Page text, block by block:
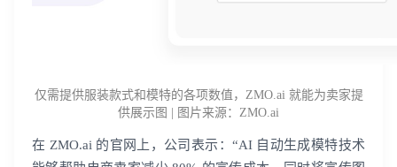
仅需提供服装款式和模特的各项数值，ZMO.ai 就能为卖家提
供展示图 | 图片来源：ZMO.ai
在 ZMO.ai 的官网上，公司表示：“AI 自动生成模特技术